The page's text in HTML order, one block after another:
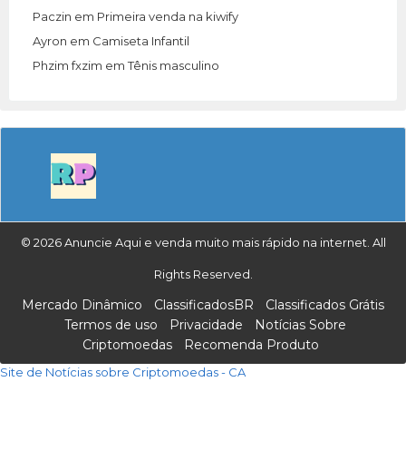
Paczin em Primeira venda na kiwify
Ayron em Camiseta Infantil
Phzim fxzim emTênis masculino
© 2026 Anuncie Aqui e venda muito mais rápido na internet. All
Rights Reserved.
Mercado Dinâmico ClassificadosBR
Classificados Grátis
Termos de uso
Privacidade
Notícias Sobre
Criptomoedas
Recomenda Produto
Site de Notícias sobre Criptomoedas - CA